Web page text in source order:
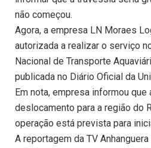
não começou.
Agora, a empresa LN Moraes
autorizada a realizar o serviço
Nacional de Transporte
publicada no Diário Oficial da
Em nota, empresa informou
deslocamento para a região do
operação está prevista para
A reportagem da TV